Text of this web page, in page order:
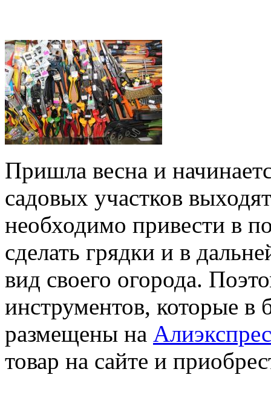
Пришла весна и
садовых участков
необходимо привести в
сделать грядки и в
вид своего огорода.
инструментов, которые в
размещены на
товар на сайте и